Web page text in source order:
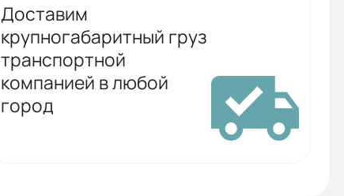
Доставим
крупногабаритный груз
транспортной
компанией в любой
город